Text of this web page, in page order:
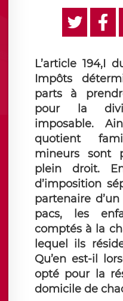
L’article 194,I
Impôts
parts à
pour la
imposable.
quotient
mineurs sont
plein droit.
d’imposition
partenaire
pacs, les
comptés à la
lequel ils
Qu’en est-il
opté pour la
domicile de